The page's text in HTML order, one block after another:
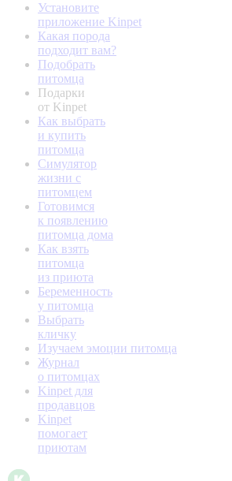
Установите
приложение Kinpet
Какая порода
подходит вам?
Подобрать
питомца
Подарки
от Kinpet
Как выбрать
и купить
питомца
Симулятор
жизни с
питомцем
Готовимся
к появлению
питомца дома
Как взять
питомца
из приюта
Беременность
у питомца
Выбрать
кличку
Изучаем эмоции питомца
Журнал
о питомцах
Kinpet для
продавцов
Kinpet
помогает
приютам